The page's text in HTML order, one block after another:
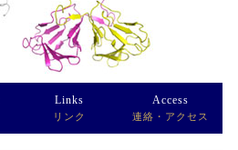
Links
リンク
Access
連絡・アクセス